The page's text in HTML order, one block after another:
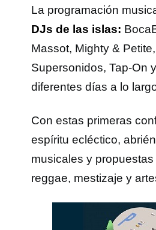
La programación
DJs de las islas:
Massot, Mighty &
Supersonidos, Tap-On
diferentes días a lo
Con estas primeras
espíritu ecléctico,
musicales y
reggae, mestizaje y